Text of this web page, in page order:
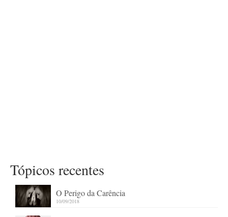
Tópicos recentes
O Perigo da Carência
10/09/2018